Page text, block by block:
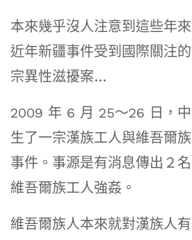
本來幾乎沒人注意到這些年
近年新疆事件受到國際關注
宗異性滋擾案…
2009 年 6 月 25～26 日，
生了一宗漢族工人與維吾爾
事件。事源是有消息傳出２
維吾爾族工人強姦。
維吾爾族人本來就對漢族人